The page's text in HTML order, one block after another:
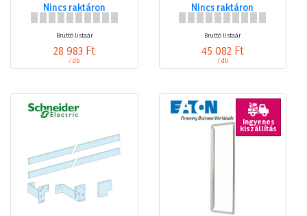
Nincs raktáron
Bruttó listaár
28 983 Ft
/ db
Nincs raktáron
Bruttó listaár
45 082 Ft
/ db
Ingyenes
kiszállítás